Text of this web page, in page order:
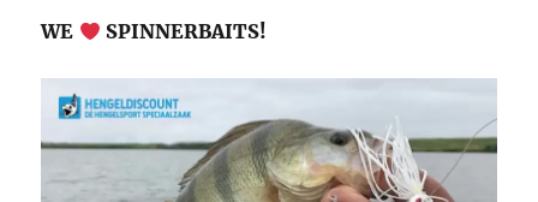
WE SPINNERBAITS!